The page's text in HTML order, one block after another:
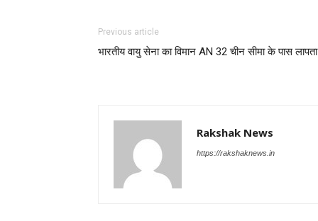
Previous article
भारतीय वायु सेना का विमान AN 32 चीन सीमा के पास लापता
Rakshak News
https://rakshaknews.in